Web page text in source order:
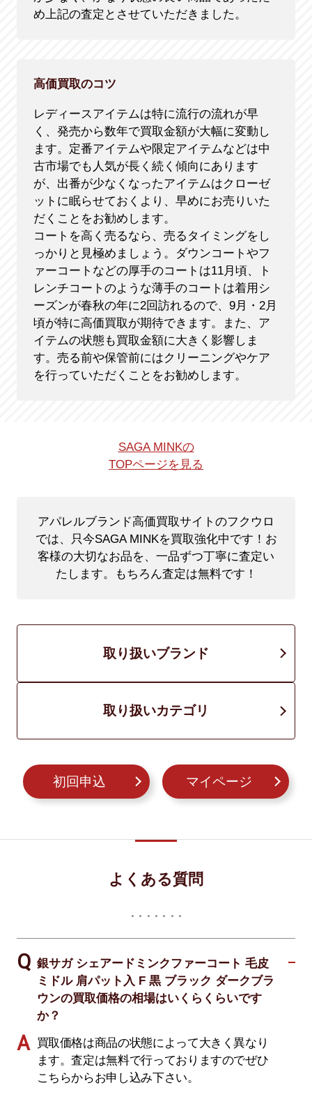
め上記の査定とさせていただきました。
高価買取のコツ
レディースアイテムは特に流行の流れが早
く、発売から数年で買取金額が大幅に変動し
ます。定番アイテムや限定アイテムなどは中
古市場でも人気が長く続く傾向にあります
が、出番が少なくなったアイテムはクローゼ
ットに眠らせておくより、早めにお売りいた
だくことをお勧めします。
コートを高く売るなら、売るタイミングをし
っかりと見極めましょう。ダウンコートやフ
ァーコートなどの厚手のコートは11月頃、ト
レンチコートのような薄手のコートは着用シ
ーズンが春秋の年に2回訪れるので、9月・2月
頃が特に高価買取が期待できます。また、ア
イテムの状態も買取金額に大きく影響しま
す。売る前や保管前にはクリーニングやケア
を行っていただくことをお勧めします。
SAGA MINKの
TOPページを見る
アパレルブランド高価買取サイトのフクウロ
では、只今SAGA MINKを買取強化中です！ お
客様の大切なお品を、一品ずつ丁寧に査定い
たします。もちろん査定は無料です！
取り扱いブランド
取り扱いカテゴリ
初回申込 マイページ
よくある質問
銀サガ シェアードミンクファーコート 毛皮
ミドル 肩パット入 F 黒 ブラック ダークブラ
ウンの買取価格の相場はいくらくらいです
か？
買取価格は商品の状態によって大きく異なり
ます。査定は無料で行っておりますのでぜひ
こちらからお申し込み下さい。